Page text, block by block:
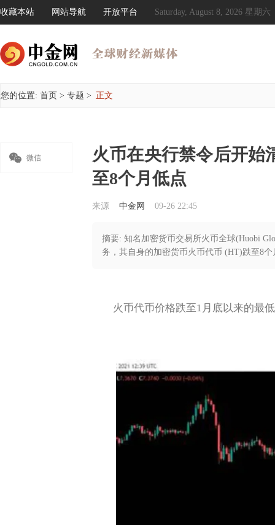
收藏本站 网站导航 开放平台 Saturday, August 8, 2026 星期六
您的位置: 首页 > 专题 > 正文
 微信
火币在央行禁令后开始
至8个月低点
来源 中金网 09-26 22:45
摘要: 知名加密货币交易所火币全球(Huobi
务，其自身的加密货币火币代币 (HT)跌至8个
火币代币价格跌至1月底以来的最